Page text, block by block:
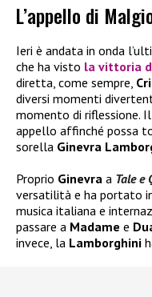
L’appello di
Ieri è andata in onda
che ha visto la vittoria
diretta, come sempre,
diversi momenti
momento di riflessione.
appello affinché possa
sorella Ginevra
Proprio Ginevra a Tale e
versatilità e ha portato
musica italiana e
passare a Madame e
invece, la Lamborghini